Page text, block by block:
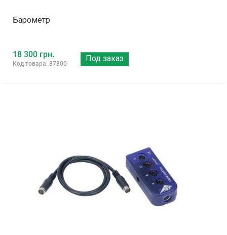
Барометр
18 300 грн.
Код товара: 87800
Под заказ